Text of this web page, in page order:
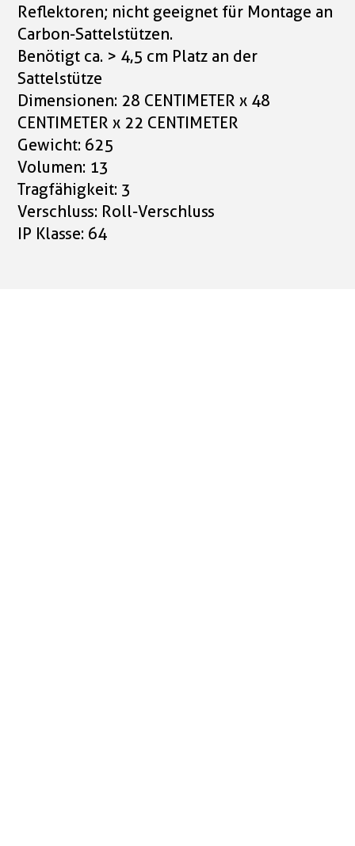
Reflektoren; nicht geeignet für Montage an
Carbon-Sattelstützen.
Benötigt ca. > 4,5 cm Platz an der
Sattelstütze
Dimensionen: 28 CENTIMETER x 48
CENTIMETER x 22 CENTIMETER
Gewicht: 625
Volumen: 13
Tragfähigkeit: 3
Verschluss: Roll-Verschluss
IP Klasse: 64